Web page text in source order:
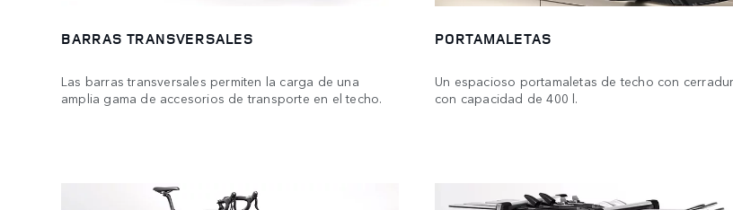
BARRAS TRANSVERSALES
Las barras transversales permiten la carga de una
amplia gama de accesorios de transporte en el techo.
PORTAMALETAS
Un espacioso portamaletas de techo con
con capacidad de 400 l.